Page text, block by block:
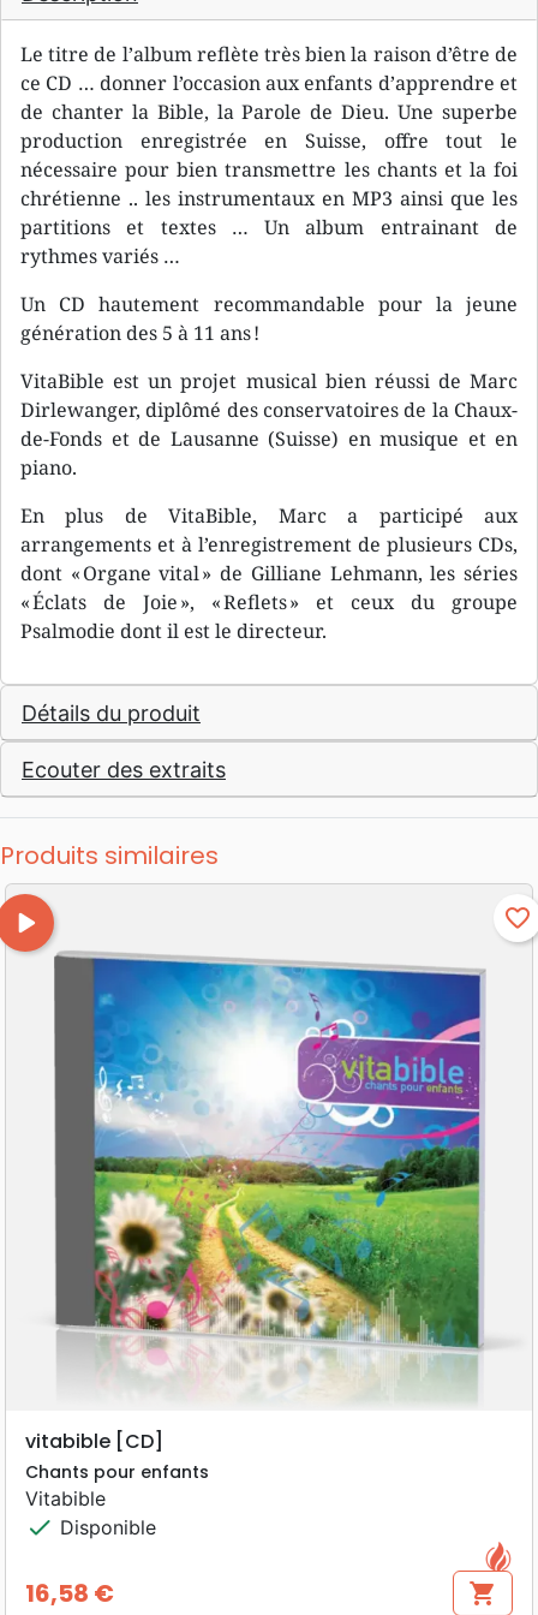
Le titre de l’album reflète très bien la raison d’être de
ce CD … donner l’occasion aux enfants d’apprendre et
de chanter la Bible, la Parole de Dieu. Une superbe
production enregistrée en Suisse, offre tout le
nécessaire pour bien transmettre les chants et la foi
chrétienne .. les instrumentaux en MP3 ainsi que les
partitions et textes … Un album entrainant de
rythmes variés …
Un CD hautement recommandable pour la jeune
génération des 5 à 11 ans !
VitaBible est un projet musical bien réussi de Marc
Dirlewanger, diplômé des conservatoires de la Chaux-
de-Fonds et de Lausanne (Suisse) en musique et en
piano.
En plus de VitaBible, Marc a participé aux
arrangements et à l’enregistrement de plusieurs CDs,
dont « Organe vital » de Gilliane Lehmann, les séries
« Éclats de Joie », « Reflets » et ceux du groupe
Psalmodie dont il est le directeur.
Détails du produit
Ecouter des extraits
Produits similaires
play_arrow favorite_border
vitabible [CD]
Chants pour enfants
Vitabible
check Disponible
Prix
16,58 € shopping_cart